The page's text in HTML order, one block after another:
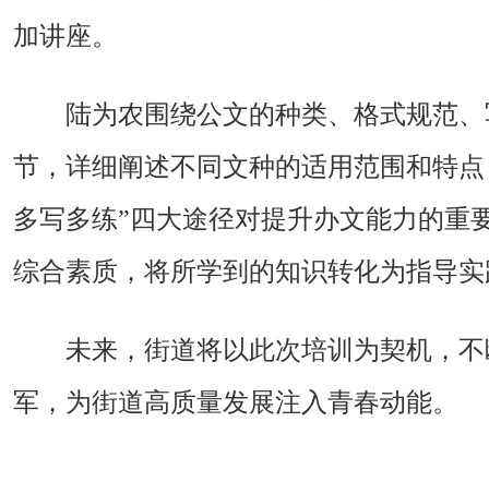
加讲座。
陆为农围绕公文的种类、格式规范
节，详细阐述不同文种的适用范围和特
多写多练”四大途径对提升办文能力的
综合素质，将所学到的知识转化为指导
未来，街道将以此次培训为契机，
军，为街道高质量发展注入青春动能。